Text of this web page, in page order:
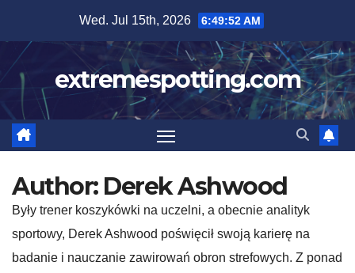
content
Wed. Jul 15th, 2026 6:49:53 AM
extremespotting.com
Author: Derek Ashwood
Były trener koszykówki na uczelni, a obecnie analityk
sportowy, Derek Ashwood poświęcił swoją karierę na
badanie i nauczanie zawirowań obron strefowych. Z ponad